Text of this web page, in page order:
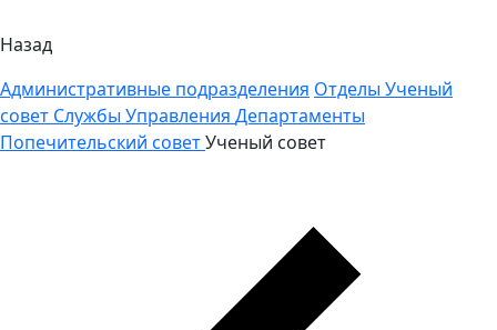
Назад
Административные подразделения Отделы Ученый
совет Службы Управления Департаменты
Попечительский советУченый совет